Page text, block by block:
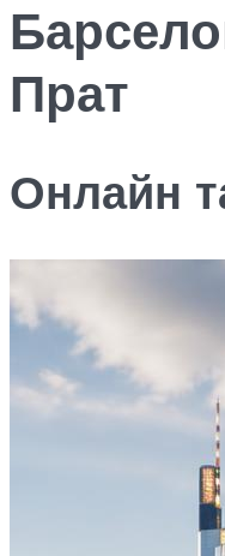
Прат
Онлайн